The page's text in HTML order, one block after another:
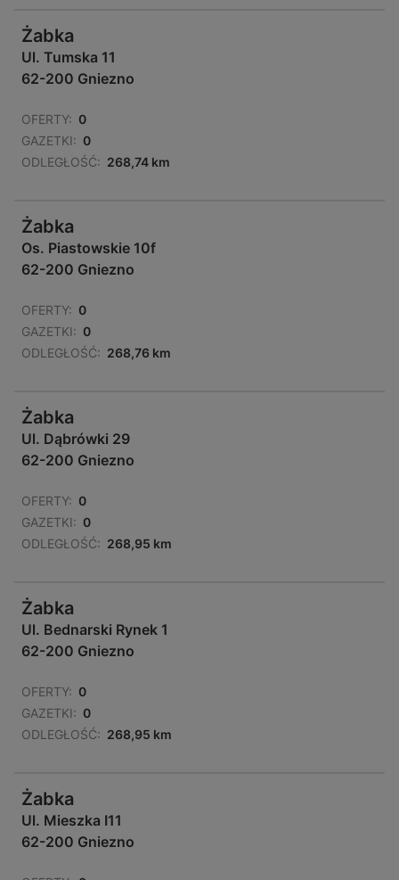
Żabka
Ul. Tumska 11
62-200 Gniezno
OFERTY: 0
GAZETKI: 0
ODLEGŁOŚĆ: 268,74 km
Żabka
Os. Piastowskie 10f
62-200 Gniezno
OFERTY: 0
GAZETKI: 0
ODLEGŁOŚĆ: 268,76 km
Żabka
Ul. Dąbrówki 29
62-200 Gniezno
OFERTY: 0
GAZETKI: 0
ODLEGŁOŚĆ: 268,95 km
Żabka
Ul. Bednarski Rynek 1
62-200 Gniezno
OFERTY: 0
GAZETKI: 0
ODLEGŁOŚĆ: 268,95 km
Żabka
Ul. Mieszka I11
62-200 Gniezno